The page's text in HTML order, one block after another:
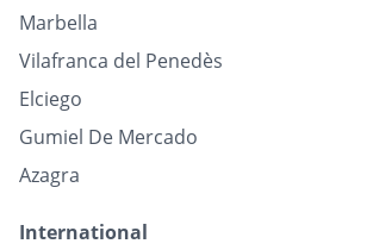
Marbella
Vilafranca del Penedès
Elciego
Gumiel De Mercado
Azagra
International